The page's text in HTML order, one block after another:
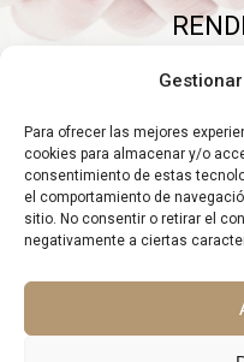
Para ofrecer las mejores
cookies para almacenar y/o
consentimiento de estas
el comportamiento de
sitio. No consentir o retirar el
negativamente a ciertas
Elimine gastos